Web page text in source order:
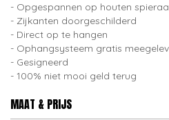
Opgespannen op houten
Zijkanten doorgeschilderd
Direct op te hangen
Ophangsysteem gratis
Gesigneerd
100% niet mooi geld terug
MAAT & PRIJS